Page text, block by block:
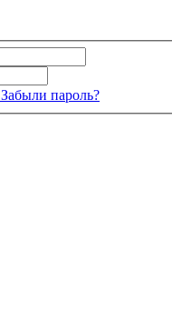
Забыли пароль?